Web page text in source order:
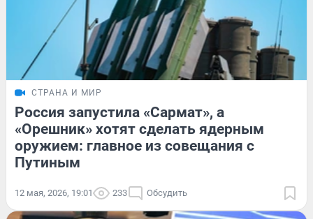
СТРАНА И МИР
Россия запустила «Сармат», а
«Орешник» хотят сделать ядерным
оружием: главное из совещания с
Путиным
12 мая, 2026, 19:01 233 Обсудить